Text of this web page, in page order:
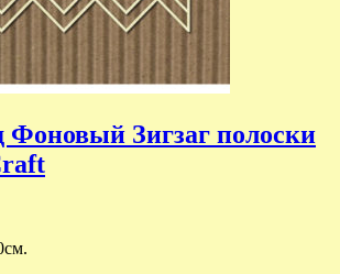
Фоновый Зигзаг полоски